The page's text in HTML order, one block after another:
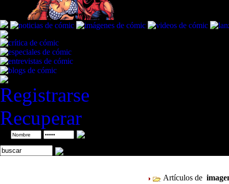
Registrarse
Recuperar
Artículos de